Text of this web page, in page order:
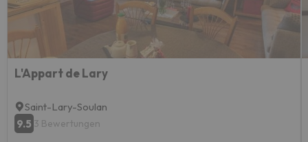
L'Appart de Lary
Saint-Lary-Soulan
9.5 3 Bewertungen